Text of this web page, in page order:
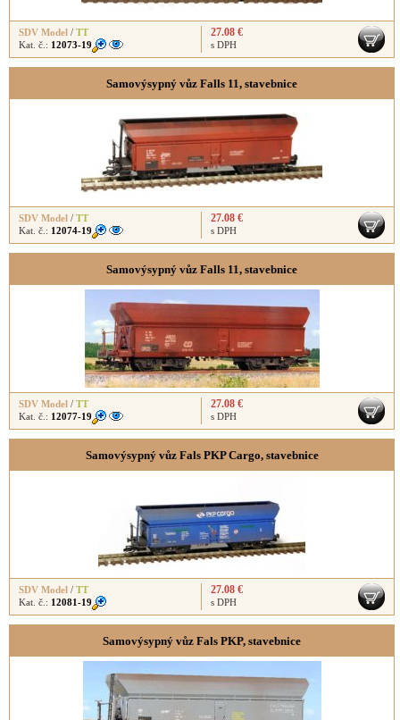
SDV Model / TT
Kat. č.: 12073-19
27.08 €
s DPH
Samovýsypný vůz Falls 11, stavebnice
SDV Model / TT
Kat. č.: 12074-19
27.08 €
s DPH
Samovýsypný vůz Falls 11, stavebnice
SDV Model / TT
Kat. č.: 12077-19
27.08 €
s DPH
Samovýsypný vůz Fals PKP Cargo, stavebnice
SDV Model / TT
Kat. č.: 12081-19
27.08 €
s DPH
Samovýsypný vůz Fals PKP, stavebnice